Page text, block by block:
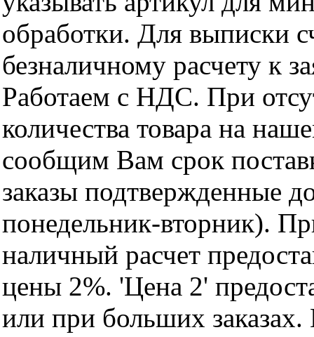
обработки. Для выписки
безналичному расчету к
Работаем с НДС. При
количества товара на
сообщим Вам срок
заказы подтвержденные
понедельник-вторник).
наличный расчет
цены 2%. 'Цена 2'
или при больших